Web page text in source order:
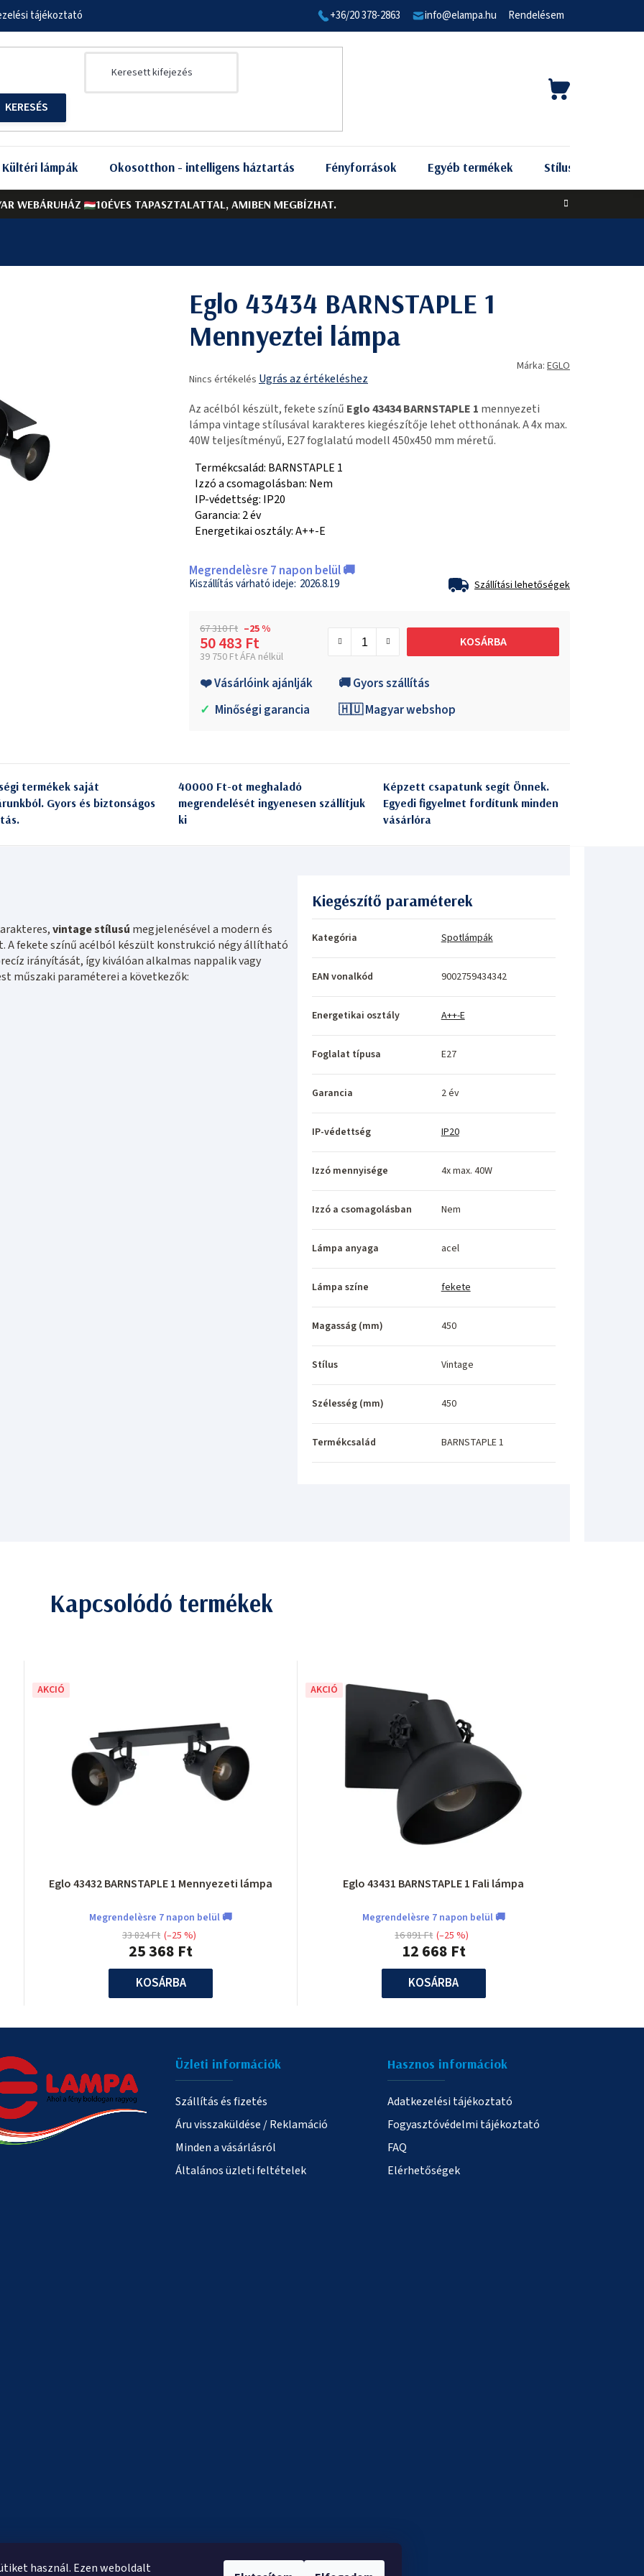
használ. Ezen weboldalt
WEBÁRUHÁZ 10ÉVES TAPASZTALATTAL, AMIBEN MEGBÍZHAT.
tájékoztató +36/20 378-2863 info@elampa.hu Rendelésem
KOSÁR
Kültéri lámpák Okosotthon - intelligens háztartás Fényforrások Egyéb termékek Stílus szerint
Eglo 43434 BARNSTAPLE 1
Mennyeztei lámpa
termék
értékelése
5-
ből
0,0
csillag.
Nincs értékelés Ugrás az értékeléshez
Márka: EGLO
Az acélból készült, fekete színű Eglo 43434 BARNSTAPLE 1 mennyezeti
lámpa vintage stílusával karakteres kiegészítője lehet otthonának. A 4x max.
40W teljesítményű, E27 foglalatú modell 450x450 mm méretű.
Termékcsalád: BARNSTAPLE 1
Izzó a csomagolásban: Nem
IP-védettség: IP20
Garancia: 2 év
Energetikai osztály: A++-E
Megrendelèsre 7 napon belül 🚚
2026.8.19 Szállítási lehetőségek
67 310 Ft –25 %
50 483 Ft
39 750 Ft ÁFA nélkül
KOSÁRBA
❤️ Vásárlóink ajánlják
🚚 Gyors szállítás
✓ Minőségi garancia 🇭🇺 Magyar webshop
termékek saját
Gyors és biztonságos
40000 Ft-ot meghaladó
megrendelését ingyenesen szállítjuk
ki
Képzett csapatunk segít Önnek.
Egyedi figyelmet fordítunk minden
vásárlóra
vintage stílusú megjelenésével a modern és
fekete színű acélból készült konstrukció négy állítható
irányítását, így kiválóan alkalmas nappalik vagy
műszaki paraméterei a következők:
Kiegészítő paraméterek
Kategória Spotlámpák
EAN vonalkód 9002759434342
Energetikai osztály A++-E
Foglalat típusa E27
Garancia 2 év
IP-védettség IP20
Izzó mennyisége 4x max. 40W
Izzó a csomagolásban Nem
Lámpa anyaga acel
Lámpa színe fekete
Magasság (mm) 450
Stílus Vintage
Szélesség (mm) 450
Termékcsalád BARNSTAPLE 1
Kapcsolódó termékek
AKCIÓ
Eglo 43432 BARNSTAPLE 1 Mennyezeti lámpa
Megrendelèsre 7 napon belül 🚚
25 368 Ft
33 824 Ft (–25 %)
KOSÁRBA
AKCIÓ
Eglo 43431 BARNSTAPLE 1 Fali lámpa
Megrendelèsre 7 napon belül 🚚
12 668 Ft
16 891 Ft (–25 %)
KOSÁRBA
Üzleti információk
Szállítás és fizetés
Áru visszaküldése / Reklamáció
Minden a vásárlásról
Általános üzleti feltételek
Hasznos informáciok
Adatkezelési tájékoztató
Fogyasztóvédelmi tájékoztató
FAQ
Elérhetőségek